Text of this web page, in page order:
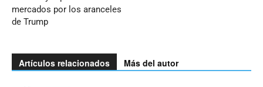
mercados por los aranceles
de Trump
Artículos relacionados Más del autor